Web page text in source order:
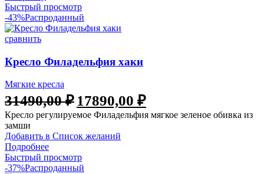
Быстрый просмотр
-43%Распроданный
сравнить
Кресло Филадельфия хаки
Мягкие кресла
31490,00₽ 17890,00 ₽
Кресло регулируемое Филадельфия мягкое зеленое обивка из
замши
Добавить в Список желаний
Подробнее
Быстрый просмотр
-37%Распроданный